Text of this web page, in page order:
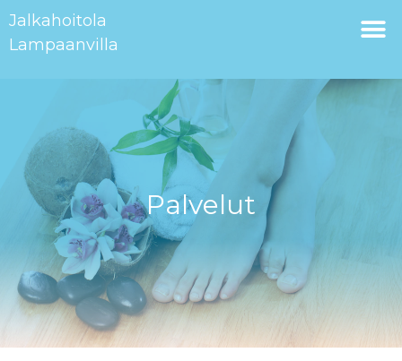
Jalkahoitola
Lampaanvilla
Palvelut